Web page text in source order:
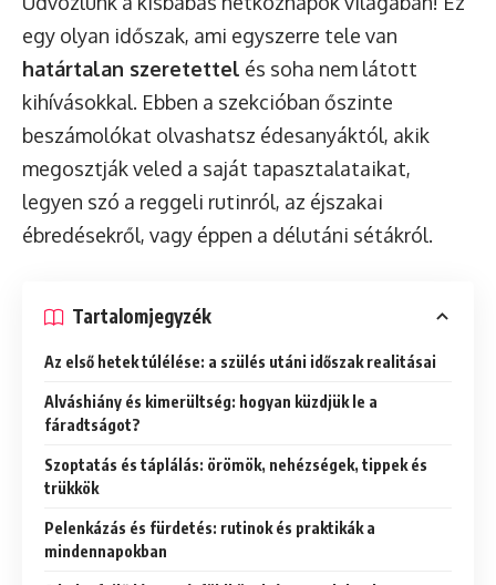
egy olyan időszak, ami egyszerre tele van
határtalan szeretettel és soha nem látott
kihívásokkal. Ebben a szekcióban őszinte
beszámolókat olvashatsz édesanyáktól, akik
megosztják veled a saját tapasztalataikat,
legyen szó a reggeli rutinról, az éjszakai
ébredésekről, vagy éppen a délutáni sétákról.
Tartalomjegyzék
Az első hetek túlélése: a szülés utáni időszak realitásai
Alváshiány és kimerültség: hogyan küzdjük le a
fáradtságot?
Szoptatás és táplálás: örömök, nehézségek, tippek és
trükkök
Pelenkázás és fürdetés: rutinok és praktikák a
mindennapokban